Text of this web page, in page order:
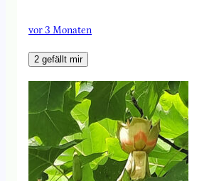
vor 3 Monaten
2 gefällt mir